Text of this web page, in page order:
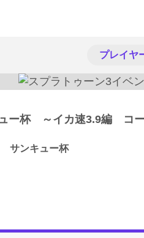
プレイヤ
ー杯 ～イカ速3.9編 コー
サンキュー杯